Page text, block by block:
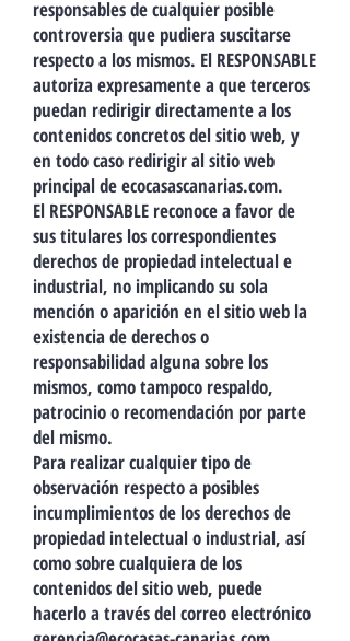
responsables de cualquier posible
controversia que pudiera suscitarse
respecto a los mismos. El RESPONSABLE
autoriza expresamente a que terceros
puedan redirigir directamente a los
contenidos concretos del sitio web, y
en todo caso redirigir al sitio web
principal de ecocasascanarias.com.
El RESPONSABLE reconoce a favor de
sus titulares los correspondientes
derechos de propiedad intelectual e
industrial, no implicando su sola
mención o aparición en el sitio web la
existencia de derechos o
responsabilidad alguna sobre los
mismos, como tampoco respaldo,
patrocinio o recomendación por parte
del mismo.
Para realizar cualquier tipo de
observación respecto a posibles
incumplimientos de los derechos de
propiedad intelectual o industrial, así
como sobre cualquiera de los
contenidos del sitio web, puede
hacerlo a través del correo electrónico